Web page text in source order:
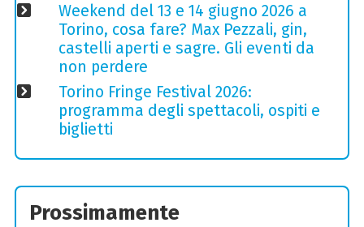
Weekend del 13 e 14 giugno 2026 a
Torino, cosa fare? Max Pezzali, gin,
castelli aperti e sagre. Gli eventi da
non perdere
Torino Fringe Festival 2026:
programma degli spettacoli, ospiti e
biglietti
Prossimamente